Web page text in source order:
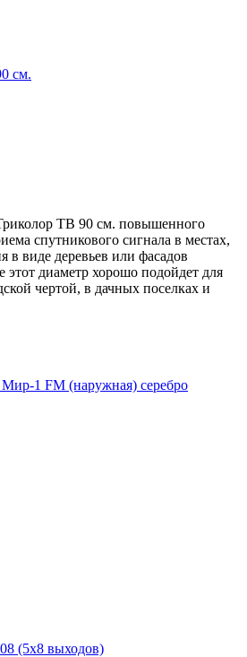
см.
ТВ 90 см. повышенного
спутникового сигнала в местах,
в виде деревьев или фасадов
этот диаметр хорошо подойдет для
чертой, в дачных поселках и
Мир-1 FM (наружная) серебро
(5x8 выходов)